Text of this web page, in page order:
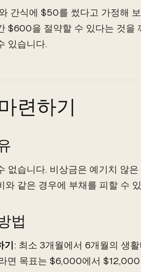
간식에 $50를 썼다고 가정해
$600을 절약할 수 있다는 것을
있습니다.
련하기
없습니다. 비상금은 예기치 않
와 같은 경우에 부채를 피할 수
법
기: 최소 3개월에서 6개월의 생
면 목표는 $6,000에서 $12,000